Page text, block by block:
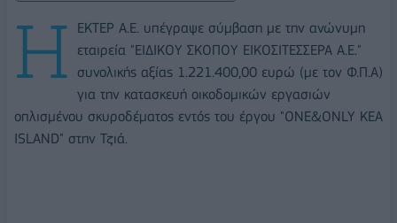
Η
ΕΚΤΕΡ Α.Ε. υπέγραψε σύμβαση με την ανώνυμη
εταιρεία "ΕΙΔΙΚΟΥ ΣΚΟΠΟΥ ΕΙΚΟΣΙΤΕΣΣΕΡΑ Α.Ε."
συνολικής αξίας 1.221.400,00 ευρώ (με τον Φ.Π.Α)
για την κατασκευή οικοδομικών εργασιών
οπλισμένου σκυροδέματος εντός του έργου "ONE&ONLY KEA
ISLAND" στην Τζιά.